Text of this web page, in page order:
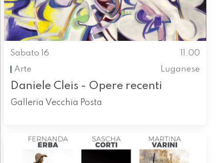
Sabato 16
11.00
Arte
Luganese
Daniele Cleis - Opere recenti
Galleria Vecchia Posta